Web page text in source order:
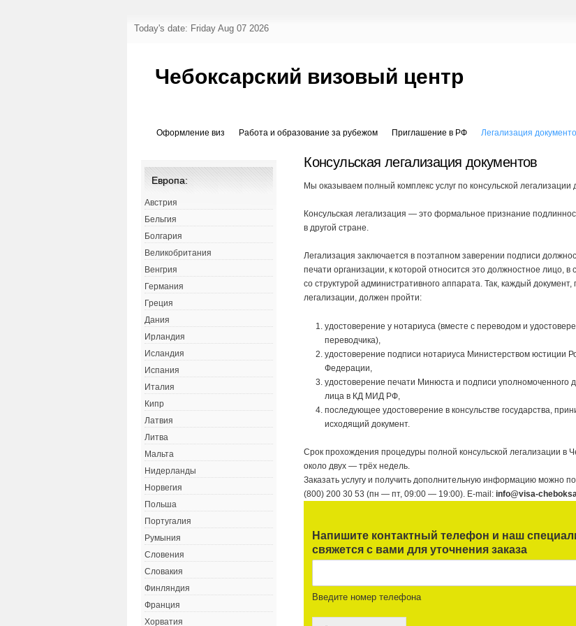
Today's date: Friday Aug 07 2026
Чебоксарский визовый центр
Оформление виз Работа и образование за рубежом Приглашение в РФ Легализация
Консульская легализация документов
Мы оказываем полный комплекс услуг по консульской легализации
Консульская легализация — это формальное признание
в другой стране.
Легализация заключается в поэтапном заверении подписи
печати организации, к которой относится это должностное лицо, в
со структурой административного аппарата. Так, каждый
легализации, должен пройти:
удостоверение у нотариуса (вместе с переводом и
переводчика),
удостоверение подписи нотариуса Министерством юстиции
Федерации,
удостоверение печати Минюста и подписи уполномоченного
лица в КД МИД РФ,
последующее удостоверение в консульстве государства,
исходящий документ.
Срок прохождения процедуры полной консульской легализации в
около двух — трёх недель.
Заказать услугу и получить дополнительную информацию можно
(800) 200 30 53 (пн — пт, 09:00 — 19:00). E-mail:info@visa-
Напишите контактный телефон и наш
свяжется с вами для уточнения заказа
Введите номер телефона
Европа:
Австрия
Бельгия
Болгария
Великобритания
Венгрия
Германия
Греция
Дания
Ирландия
Исландия
Испания
Италия
Кипр
Латвия
Литва
Мальта
Нидерланды
Норвегия
Польша
Португалия
Румыния
Словения
Словакия
Финляндия
Франция
Хорватия